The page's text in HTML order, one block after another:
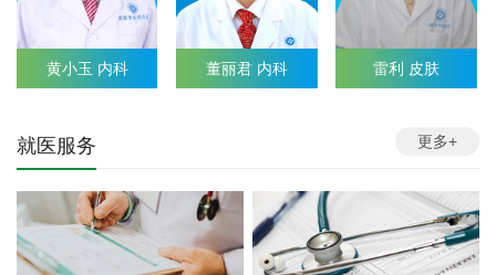
黄小玉 内科 董丽君 内科 雷利 皮肤
就医服务 更多+